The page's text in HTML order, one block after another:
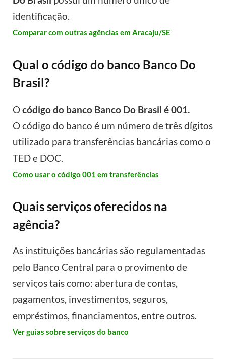
identificação.
Comparar com outras agências em Aracaju/SE
Qual o código do banco Banco Do
Brasil?
Ocódigo do banco Banco Do Brasil é 001.
O código do banco é um número de três dígitos
utilizado para transferências bancárias como o
TED e DOC.
Como usar o código 001 em transferências
Quais serviços oferecidos na
agência?
As instituições bancárias são regulamentadas
pelo Banco Central para o provimento de
serviços tais como: abertura de contas,
pagamentos, investimentos, seguros,
empréstimos, financiamentos, entre outros.
Ver guias sobre serviços do banco